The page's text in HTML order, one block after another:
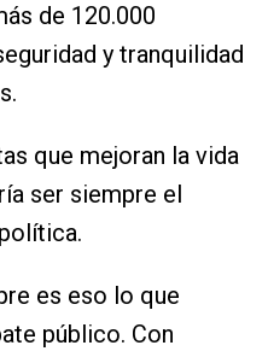
de 120.000
y tranquilidad
que mejoran la vida
ser siempre el
es eso lo que
público. Con